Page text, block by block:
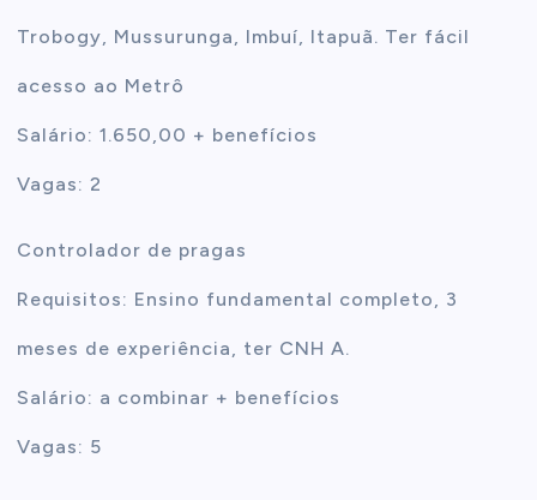
Trobogy, Mussurunga, Imbuí, Itapuã. Ter fácil
acesso ao Metrô
Salário: 1.650,00 + benefícios
Vagas: 2
Controlador de pragas
Requisitos: Ensino fundamental completo, 3
meses de experiência, ter CNH A.
Salário: a combinar + benefícios
Vagas: 5